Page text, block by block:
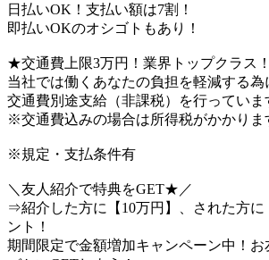
日払いOK！支払い額は7割！
即払いOKのオシゴトもあり！
★交通費上限3万円！業界トップクラス！
当社では働くあなたの負担を軽減する為
交通費別途支給（非課税）を行っていま
※交通費込みの場合は所得税がかかりま
※規定・支払条件有
＼友人紹介で特典をGET★／
⇒紹介した方に【10万円】、された方に
ント！
期間限定で金額増加キャンペーン中！お